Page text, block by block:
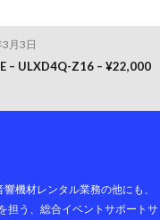
月3日
– ULXD4Q-Z16 – ¥22,000
機材レンタル業務の他にも、
担う、総合イベントサポートサ